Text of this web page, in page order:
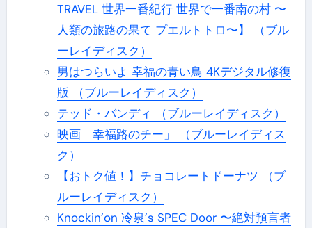
TRAVEL 世界一番紀行 世界で一番南の村 〜
人類の旅路の果て プエルトトロ〜】 （ブル
ーレイディスク）
男はつらいよ 幸福の青い鳥 4Kデジタル修復
版 （ブルーレイディスク）
テッド・バンディ （ブルーレイディスク）
映画「幸福路のチー」 （ブルーレイディス
ク）
【おトク値！】チョコレートドーナツ （ブ
ルーレイディスク）
Knockin’on 冷泉’s SPEC Door 〜絶対預言者